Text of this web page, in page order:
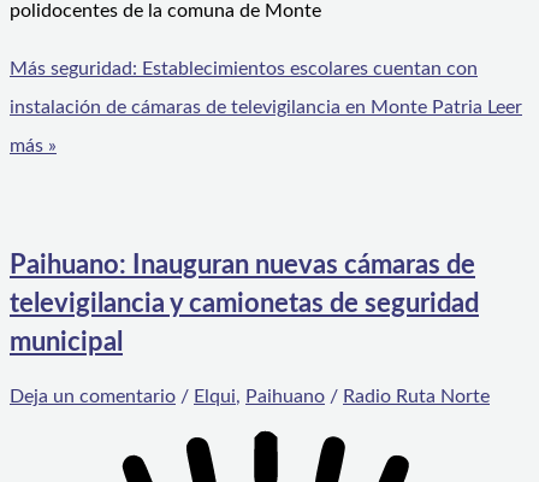
polidocentes de la comuna de Monte
Más seguridad: Establecimientos escolares cuentan con
instalación de cámaras de televigilancia en Monte Patria Leer
más »
Paihuano: Inauguran nuevas cámaras de
televigilancia y camionetas de seguridad
municipal
Deja un comentario / Elqui, Paihuano / Radio Ruta Norte